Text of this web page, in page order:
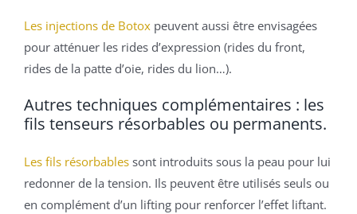
Les injections de Botox peuvent aussi être envisagées
pour atténuer les rides d’expression (rides du front,
rides de la patte d’oie, rides du lion…).
Autres techniques complémentaires : les
fils tenseurs résorbables ou permanents.
Les fils résorbables sont introduits sous la peau pour lui
redonner de la tension. Ils peuvent être utilisés seuls ou
en complément d’un lifting pour renforcer l’effet liftant.